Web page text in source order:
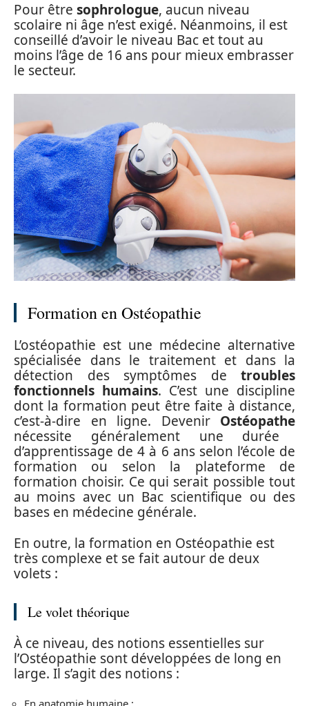
Pour être sophrologue, aucun niveau
scolaire ni âge n’est exigé. Néanmoins, il est
conseillé d’avoir le niveau Bac et tout au
moins l’âge de 16 ans pour mieux embrasser
le secteur.
Formation en Ostéopathie
L’ostéopathie est une médecine alternative
spécialisée dans le traitement et dans la
détection des symptômes de troubles
fonctionnels humains. C’est une discipline
dont la formation peut être faite à distance,
c’est-à-dire en ligne. Devenir Ostéopathe
nécessite généralement une durée
d’apprentissage de 4 à 6 ans selon l’école de
formation ou selon la plateforme de
formation choisir. Ce qui serait possible tout
au moins avec un Bac scientifique ou des
bases en médecine générale.
En outre, la formation en Ostéopathie est
très complexe et se fait autour de deux
volets :
Le volet théorique
À ce niveau, des notions essentielles sur
l’Ostéopathie sont développées de long en
large. Il s’agit des notions :
En anatomie humaine ;